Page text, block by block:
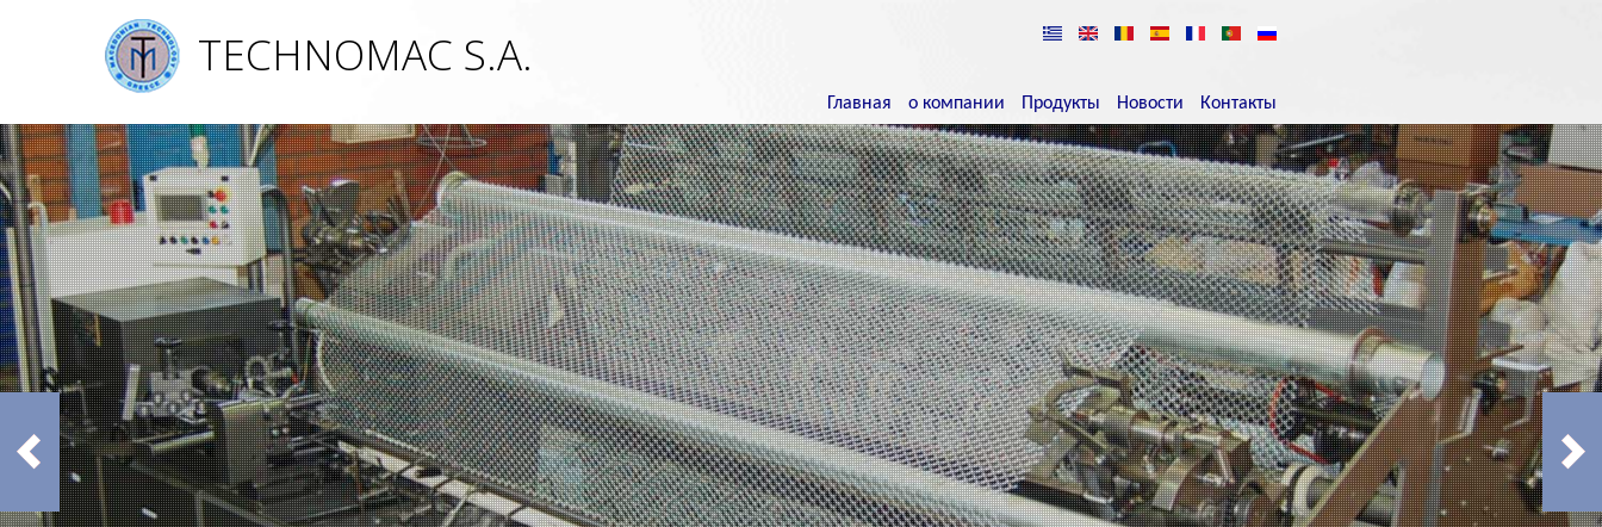
TECHNOMAC S.A.
Главная о компании Продукты Новости Контакты